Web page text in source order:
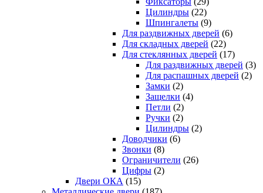
Цилиндры (22)
Шпингалеты (9)
Для раздвижных дверей (6)
Для складных дверей (22)
Для стеклянных дверей (17)
Для раздвижных дверей (3)
Для распашных дверей (2)
Замки (2)
Защелки (4)
Петли (2)
Ручки (2)
Цилиндры (2)
Доводчики (6)
Звонки (8)
Ограничители (26)
Цифры (2)
Двери ОКА (15)